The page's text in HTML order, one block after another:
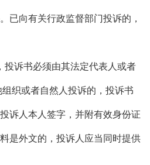
已向有关行政监督部门投诉的，
投诉书必须由其法定代表人或者
织或者自然人投诉的，投诉书
诉人本人签字，并附有效身份证
是外文的，投诉人应当同时提供